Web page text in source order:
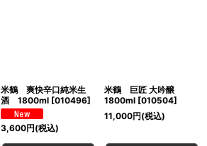
米鶴 爽快辛口純米生
酒 1800ml [010496]
3,600円(税込)
米鶴 巨匠 大吟醸
1800ml [010504]
11,000円(税込)